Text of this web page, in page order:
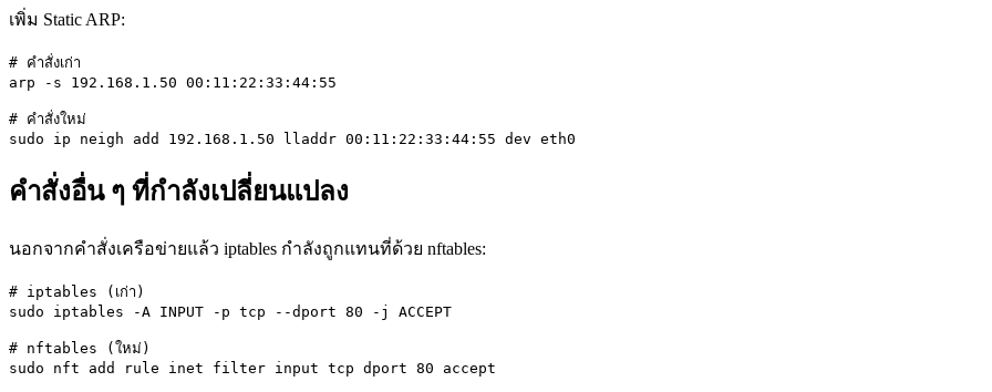
เพิ่ม Static ARP:
# คำสั่งเก่า
arp -s 192.168.1.50 00:11:22:33:44:55
# คำสั่งใหม่
sudo ip neigh add 192.168.1.50 lladdr 00:11:22:33:44:55 dev eth0
คำสั่งอื่น ๆ ที่กำลังเปลี่ยนแปลง
นอกจากคำสั่งเครือข่ายแล้ว iptables กำลังถูกแทนที่ด้วย nftables:
# iptables (เก่า)
sudo iptables -A INPUT -p tcp --dport 80 -j ACCEPT
# nftables (ใหม่)
sudo nft add rule inet filter input tcp dport 80 accept